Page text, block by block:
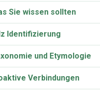
Sie wissen sollten
Identifizierung
und Etymologie
Verbindungen